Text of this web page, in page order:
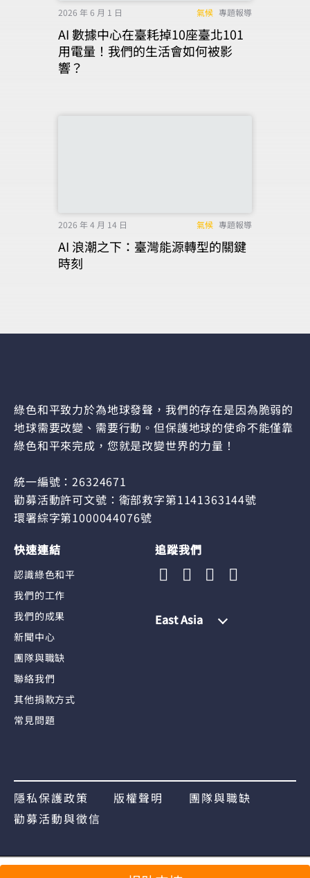
2026 年 6 月 1 日 氣候 專題報導
AI 數據中心在臺耗掉10座臺北101
用電量！我們的生活會如何被影
響？
2026 年 4 月 14 日 氣候 專題報導
AI 浪潮之下：臺灣能源轉型的關鍵
時刻
綠色和平致力於為地球發聲，我們的存在是因為脆弱的
地球需要改變、需要行動。但保護地球的使命不能僅靠
綠色和平來完成，您就是改變世界的力量！
統一編號：26324671
勸募活動許可文號：衛部救字第1141363144號
環署綜字第1000044076號
快速連結
認識綠色和平
我們的工作
我們的成果
新聞中心
團隊與職缺
聯絡我們
其他捐款方式
常見問題
追蹤我們
East Asia
隱私保護政策 版權聲明
團隊與職缺
勸募活動與徵信